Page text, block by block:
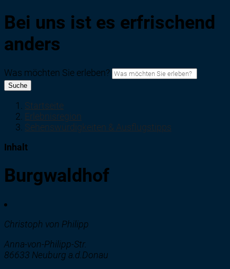
Bei uns ist es erfrischend
anders
Was möchten Sie erleben?
Suche
Startseite
Erlebnisregion
Sehenswürdigkeiten & Ausflugstipps
Inhalt
Burgwaldhof
Christoph von Philipp
Anna-von-Philipp-Str.
86633 Neuburg a.d.Donau